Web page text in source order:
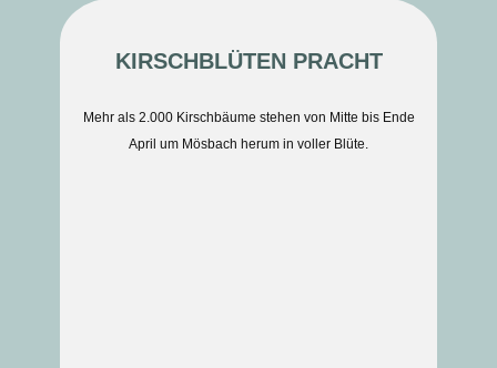
KIRSCHBLÜTEN PRACHT
Mehr als 2.000 Kirschbäume stehen von Mitte bis Ende
April um Mösbach herum in voller Blüte.